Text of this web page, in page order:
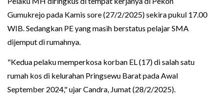
Gumukrejo pada Kamis sore (27/2/2025) sekira pukul 17.00
WIB. Sedangkan PE yang masih berstatus pelajar SMA
dijemput di rumahnya.
"Kedua pelaku memperkosa korban EL (17) di salah satu
rumah kos di kelurahan Pringsewu Barat pada Awal
September 2024," ujar Candra, Jumat (28/2/2025).